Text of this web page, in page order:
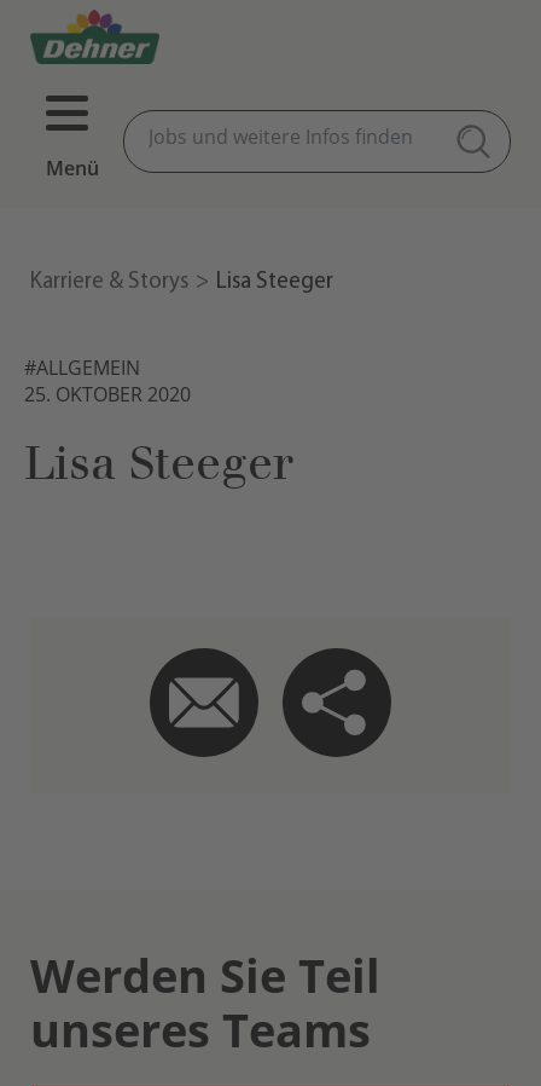
Menü
Karriere & Storys Lisa Steeger
#ALLGEMEIN
25. OKTOBER 2020
Lisa Steeger
Werden Sie Teil
unseres Teams